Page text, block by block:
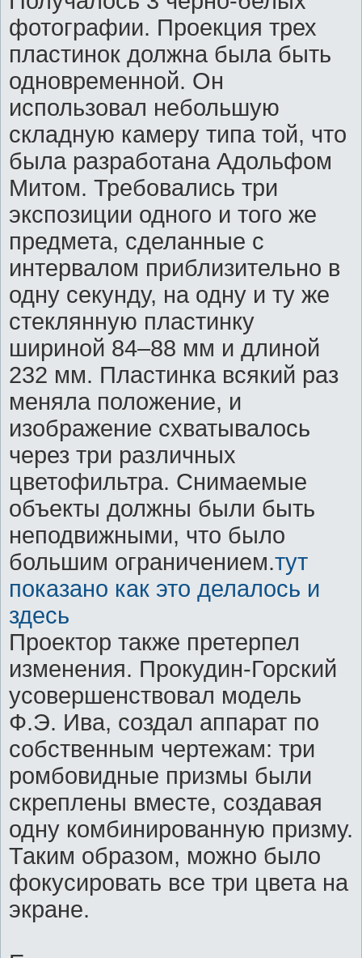
фотографии. Проекция трех
пластинок должна была быть
одновременной. Он
использовал небольшую
складную камеру типа той, что
была разработана Адольфом
Митом. Требовались три
экспозиции одного и того же
предмета, сделанные с
интервалом приблизительно в
одну секунду, на одну и ту же
стеклянную пластинку
шириной 84–88 мм и длиной
232 мм. Пластинка всякий раз
меняла положение, и
изображение схватывалось
через три различных
цветофильтра. Снимаемые
объекты должны были быть
неподвижными, что было
большим ограничением.тут
показано как это делалось и
здесь
Проектор также претерпел
изменения. Прокудин-Горский
усовершенствовал модель
Ф.Э. Ива, создал аппарат по
собственным чертежам: три
ромбовидные призмы были
скреплены вместе, создавая
одну комбинированную призму.
Таким образом, можно было
фокусировать все три цвета на
экране.